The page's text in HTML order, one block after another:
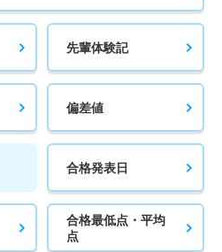
先輩体験記
偏差値
合格発表日
合格最低点・平均
点